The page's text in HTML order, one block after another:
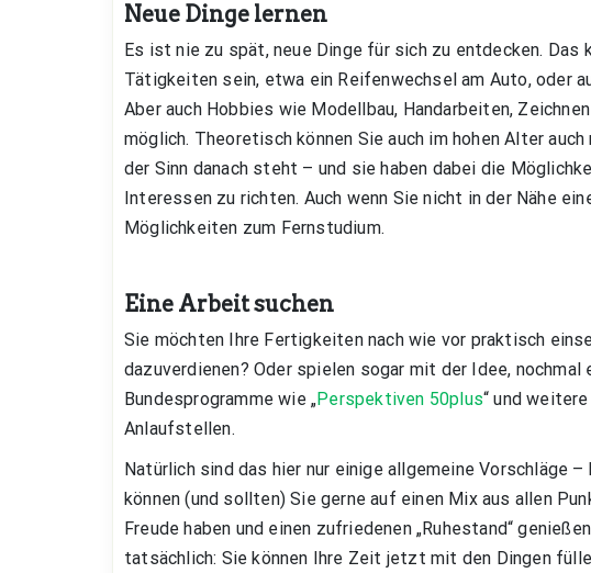
Neue Dinge lernen
Es ist nie zu spät, neue Dinge für sich zu entdecken. Das
Tätigkeiten sein, etwa ein Reifenwechsel am Auto, oder
Aber auch Hobbies wie Modellbau, Handarbeiten,
möglich. Theoretisch können Sie auch im hohen Alter
der Sinn danach steht – und sie haben dabei die
Interessen zu richten. Auch wenn Sie nicht in der Nähe
Möglichkeiten zum Fernstudium.
Eine Arbeit suchen
Sie möchten Ihre Fertigkeiten nach wie vor praktisch
dazuverdienen? Oder spielen sogar mit der Idee, nochmal
Bundesprogramme wie „Perspektiven 50plus“ und
Anlaufstellen.
Natürlich sind das hier nur einige allgemeine Vorschläge
können (und sollten) Sie gerne auf einen Mix aus allen
Freude haben und einen zufriedenen „Ruhestand“
tatsächlich: Sie können Ihre Zeit jetzt mit den Dingen